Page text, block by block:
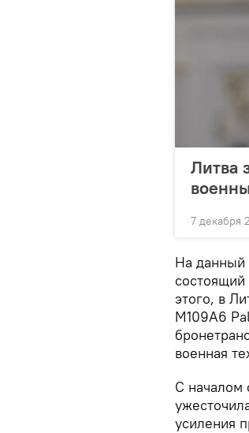
Литва
7 декабря
На данный
этого, в
М109А6
военная
С началом
усиления